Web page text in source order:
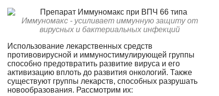
Иммуномакс - усиливает иммунную защиту от
вирусных и бактериальных инфекций
Использование лекарственных средств
противовирусной и иммуностимулирующей группы
способно предотвратить развитие вируса и его
активизацию вплоть до развития онкологий. Также
существуют группы лекарств, способных разрушать
новообразования. Рассмотрим их: